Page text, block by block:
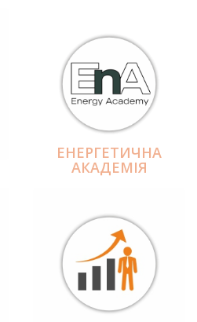
ЕНЕРГЕТИЧНА
АКАДЕМІЯ